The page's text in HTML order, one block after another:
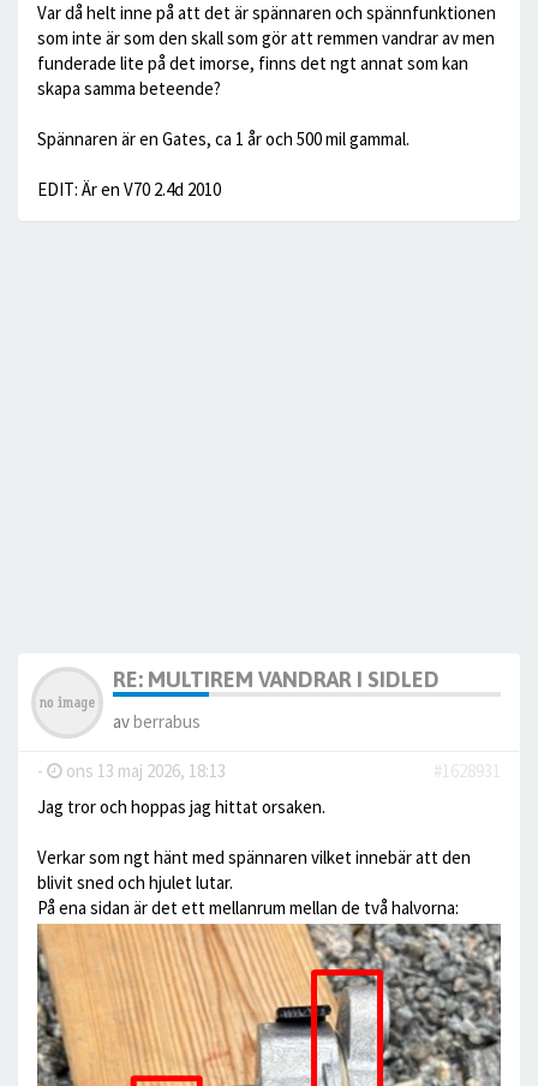
Var då helt inne på att det är spännaren och spännfunktionen
som inte är som den skall som gör att remmen vandrar av men
funderade lite på det imorse, finns det ngt annat som kan
skapa samma beteende?
Spännaren är en Gates, ca 1 år och 500 mil gammal.
EDIT: Är en V70 2.4d 2010
RE: MULTIREM VANDRAR I SIDLED
avberrabus
- ons 13 maj 2026, 18:13
#1628931
Jag tror och hoppas jag hittat orsaken.
Verkar som ngt hänt med spännaren vilket innebär att den
blivit sned och hjulet lutar.
På ena sidan är det ett mellanrum mellan de två halvorna: